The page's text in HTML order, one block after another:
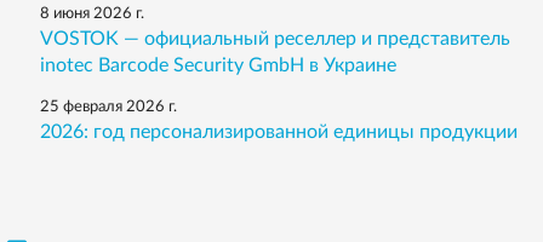
8 июня 2026 г.
VOSTOK — официальный реселлер и представитель
inotec Barcode Security GmbH в Украине
25 февраля 2026 г.
2026: год персонализированной единицы продукции